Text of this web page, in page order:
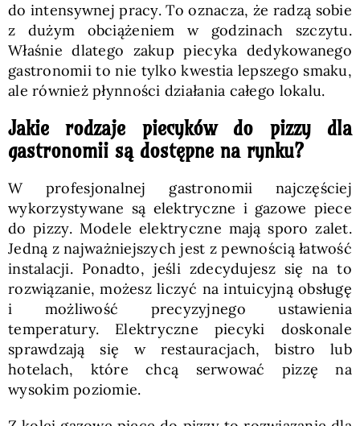
do intensywnej pracy. To oznacza, że radzą sobie
z dużym obciążeniem w godzinach szczytu.
Właśnie dlatego zakup piecyka dedykowanego
gastronomii to nie tylko kwestia lepszego smaku,
ale również płynności działania całego lokalu.
Jakie rodzaje piecyków do pizzy dla
gastronomii są dostępne na rynku?
W profesjonalnej gastronomii najczęściej
wykorzystywane są elektryczne i gazowe piece
do pizzy. Modele elektryczne mają sporo zalet.
Jedną z najważniejszych jest z pewnością łatwość
instalacji. Ponadto, jeśli zdecydujesz się na to
rozwiązanie, możesz liczyć na intuicyjną obsługę
i możliwość precyzyjnego ustawienia
temperatury. Elektryczne piecyki doskonale
sprawdzają się w restauracjach, bistro lub
hotelach, które chcą serwować pizzę na
wysokim poziomie.